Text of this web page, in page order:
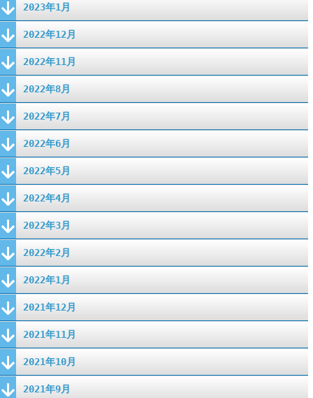
2023年1月
2022年12月
2022年11月
2022年8月
2022年7月
2022年6月
2022年5月
2022年4月
2022年3月
2022年2月
2022年1月
2021年12月
2021年11月
2021年10月
2021年9月